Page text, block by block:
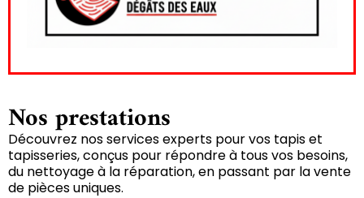
Nos prestations
Découvrez nos services experts pour vos tapis et
tapisseries, conçus pour répondre à tous vos besoins,
du nettoyage à la réparation, en passant par la vente
de pièces uniques.